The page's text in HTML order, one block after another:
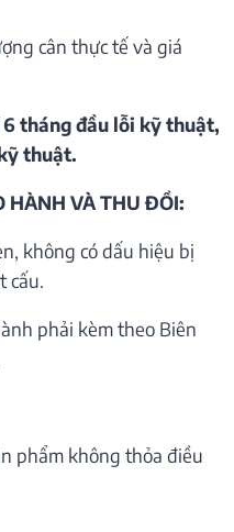
cân thực tế và giá
tháng đầu lỗi kỹ thuật,
thuật.
HÀNH VÀ THU ĐỒI:
không có dấu hiệu bị
cấu.
phải kèm theo Biên
phẩm không thỏa điều